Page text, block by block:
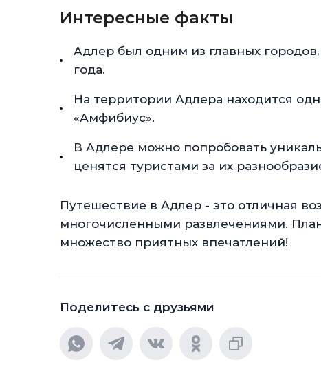
Интересные факты
Адлер был одним из главных
года.
На территории Адлера находится
«Амфибиус».
В Адлере можно попробовать
ценятся туристами за их
Путешествие в Адлер - это отличная
многочисленными развлечениями.
множество приятных впечатлений!
Поделитесь с друзьями